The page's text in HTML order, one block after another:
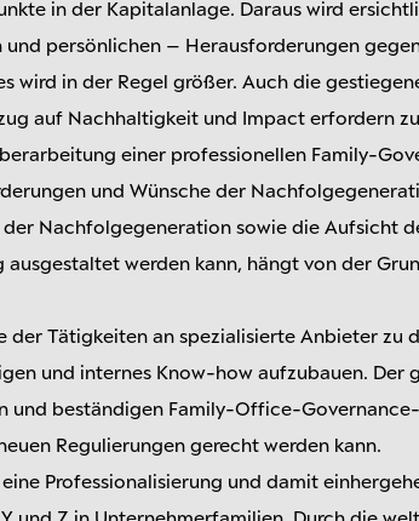
in der Kapitalanlage. Daraus wird
persönlichen – Herausforderungen
wird in der Regel größer. Auch die
auf Nachhaltigkeit und Impact erfordern
einer professionellen Family-
und Wünsche der
der Nachfolgegeneration sowie die Aufsicht
ausgestaltet werden kann, hängt von der
der Tätigkeiten an spezialisierte Anbieter zu
und internes Know-how aufzubauen. Der
und beständigen Family-Office-
Regulierungen gerecht werden kann.
Professionalisierung und damit